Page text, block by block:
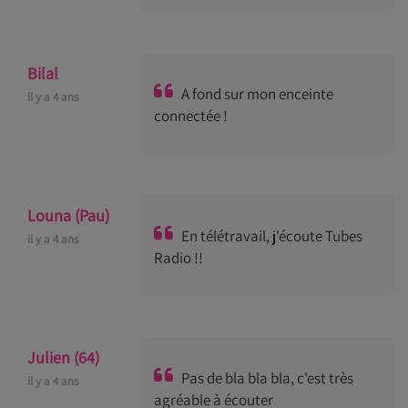
Bilal
il y a 4 ans
A fond sur mon enceinte
connectée !
Louna (Pau)
il y a 4 ans
En télétravail, j'écoute Tubes
Radio !!
Julien (64)
il y a 4 ans
Pas de bla bla bla, c'est très
agréable à écouter